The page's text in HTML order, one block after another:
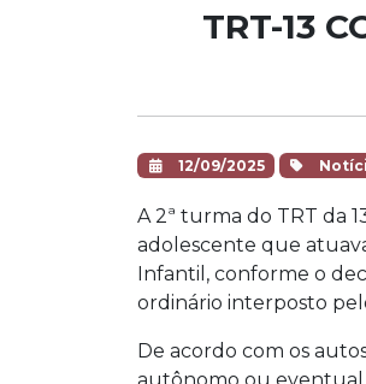
TRT-13
12/09/2025
A 2ª turma do TRT da
adolescente que
Infantil, conforme o
ordinário interposto
De acordo com os